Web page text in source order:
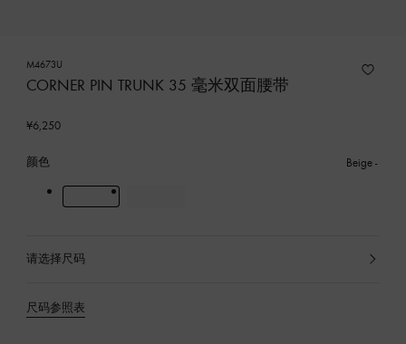
M4673U
CORNER PIN TRUNK 35 毫米双面腰带
¥6,250
颜色 Beige
请选择尺码
已
品
尺码参照表